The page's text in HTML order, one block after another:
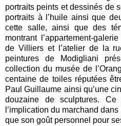
portraits peints et dessinés de
portraits à l’huile ainsi que
cette salle, ainsi que des
montrant l’appartement-
de Villiers et l’atelier de la
peintures de Modigliani
collection du musée de
centaine de toiles réputées
Paul Guillaume ainsi qu’une
douzaine de sculptures.
l’implication du marchand
que son goût personnel pour